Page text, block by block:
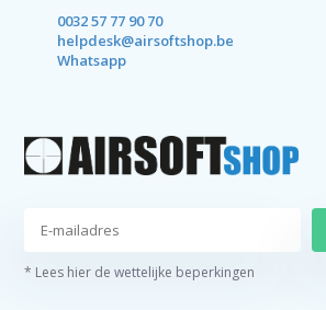
0032 57 77 90 70
helpdesk@airsoftshop.be
Whatsapp
* Lees hier de wettelijke beperkingen